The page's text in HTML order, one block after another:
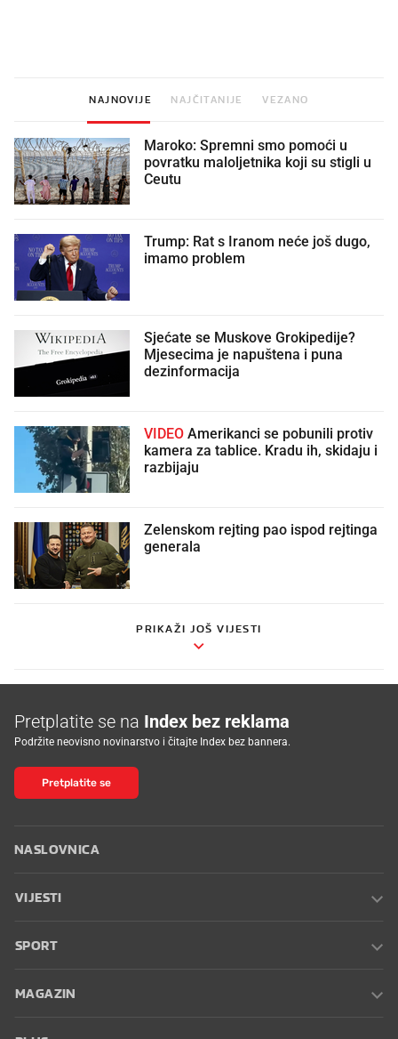
NAJNOVIJE NAJČITANIJE VEZANO
Maroko: Spremni smo pomoći u
povratku maloljetnika koji su stigli u
Ceutu
Trump: Rat s Iranom neće još dugo,
imamo problem
Sjećate se Muskove Grokipedije?
Mjesecima je napuštena i puna
dezinformacija
VIDEO
kamera za tablice. Kradu ih, skidaju i
razbijaju
Zelenskom rejting pao ispod rejtinga
generala
PRIKAŽI JOŠ VIJESTI
Pretplatite se na Index bez reklama
Podržite neovisno novinarstvo i čitajte Index bez bannera.
Pretplatite se
NASLOVNICA
VIJESTI
SPORT
MAGAZIN